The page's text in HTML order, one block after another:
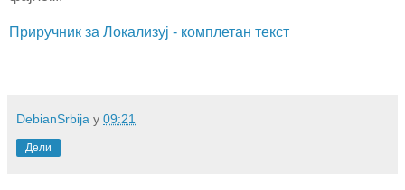
Приручник за Локализуј - комплетан текст
DebianSrbija у 09:21
Дели